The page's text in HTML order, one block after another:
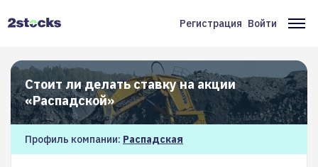
Меню
учётной
записи
пользователя
Регистрация Войти
Стоит ли делать ставку на акции
«Распадской»
Профиль компании: Распадская